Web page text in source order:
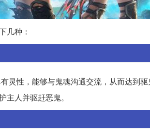
几种：
灵性，能够与鬼魂沟通交流，从而达到
主人并驱赶恶鬼。